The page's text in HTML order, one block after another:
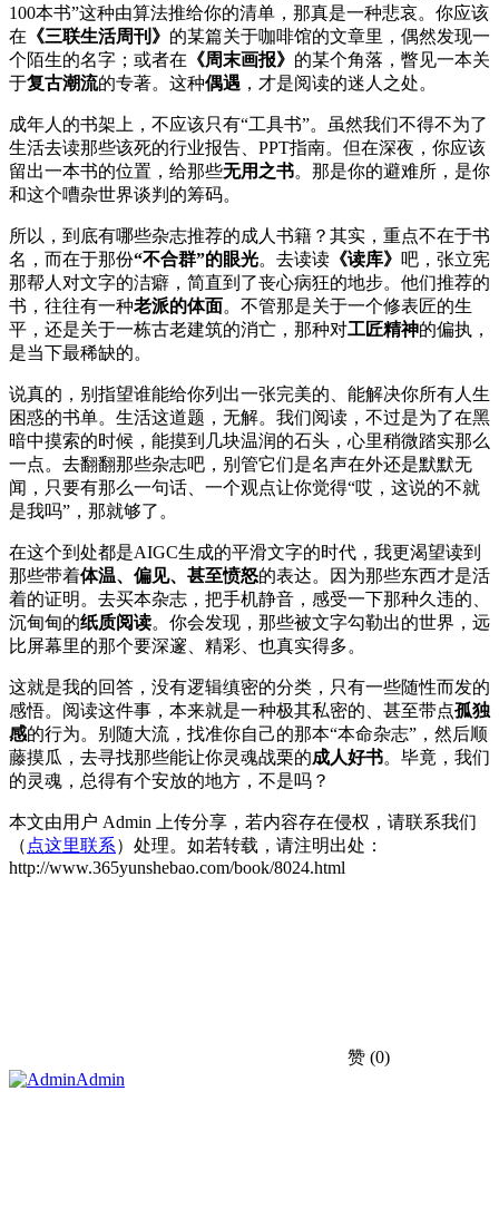
100本书”这种由算法推给你的清单，那真是一种悲哀。你应该
在 《三联生活周刊》 的某篇关于咖啡馆的文章里，偶然发现一
个陌生的名字；或者在 《周末画报》 的某个角落，瞥见一本关
于复古潮流的专著。这种偶遇 ，才是阅读的迷人之处。
成年人的书架上，不应该只有“工具书”。虽然我们不得不为了
生活去读那些该死的行业报告、PPT指南。但在深夜，你应该
留出一本书的位置，给那些无用之书。那是你的避难所，是你
和这个嘈杂世界谈判的筹码。
所以，到底有哪些杂志推荐的成人书籍？其实，重点不在于书
名，而在于那份“不合群”的眼光。去读读 《读库》 吧，张立宪
那帮人对文字的洁癖，简直到了丧心病狂的地步。他们推荐的
书，往往有一种老派的体面。不管那是关于一个修表匠的生
平，还是关于一栋古老建筑的消亡，那种对工匠精神的偏执，
是当下最稀缺的。
说真的，别指望谁能给你列出一张完美的、能解决你所有人生
困惑的书单。生活这道题，无解。我们阅读，不过是为了在黑
暗中摸索的时候，能摸到几块温润的石头，心里稍微踏实那么
一点。去翻翻那些杂志吧，别管它们是名声在外还是默默无
闻，只要有那么一句话、一个观点让你觉得“哎，这说的不就
是我吗”，那就够了。
在这个到处都是AIGC生成的平滑文字的时代，我更渴望读到
那些带着体温、偏见、甚至愤怒的表达。因为那些东西才是活
着的证明。去买本杂志，把手机静音，感受一下那种久违的、
沉甸甸的纸质阅读。你会发现，那些被文字勾勒出的世界，远
比屏幕里的那个要深邃、精彩、也真实得多。
这就是我的回答，没有逻辑缜密的分类，只有一些随性而发的
感悟。阅读这件事，本来就是一种极其私密的、甚至带点孤独
感的行为。别随大流，找准你自己的那本“本命杂志”，然后顺
藤摸瓜，去寻找那些能让你灵魂战栗的成人好书。毕竟，我们
的灵魂，总得有个安放的地方，不是吗？
本文由用户 Admin 上传分享，若内容存在侵权，请联系我们
（ 点这里联系）处理。如若转载，请注明出处：
http://www.365yunshebao.com/book/8024.html
赞 (0)
Admin